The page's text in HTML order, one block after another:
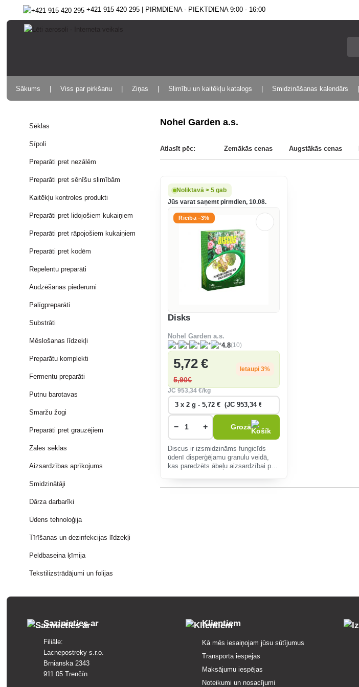
+421 915 420 295 | PIRMDIENA - PIEKTDIENA 9:00 - 16:00
Sākums Viss par pirkšanu Ziņas Slimību un kaitēkļu katalogs Smidzināšanas kalendārs
Sēklas
Sīpoli
Preparāti pret nezālēm
Preparāti pret sēnīšu slimībām
Kaitēkļu kontroles produkti
Preparāti pret lidojošiem kukaiņiem
Preparāti pret rāpojošiem kukaiņiem
Preparāti pret kodēm
Repelentu preparāti
Audzēšanas piederumi
Palīgpreparāti
Substrāti
Mēslošanas līdzekļi
Preparātu komplekti
Fermentu preparāti
Putnu barotavas
Smaržu žogi
Preparāti pret grauzējiem
Zāles sēklas
Aizsardzības aprīkojums
Smidzinātāji
Dārza darbarīki
Ūdens tehnoloģija
Tīrīšanas un dezinfekcijas līdzekļi
Peldbaseina ķīmija
Tekstilizstrādājumi un folijas
Nohel Garden a.s.
Atlasīt pēc: Zemākās cenas Augstākās cenas
Noliktavā > 5 gab
Jūs varat saņemt pirmdien, 10.08.
Rīcība −3%
Disks
Nohel Garden a.s.
4.8(10)
5,72 €
5,90€
Ietaupi 3%
JC953,34 €/kg
− + Grozā
Discus ir izsmidzināms fungicīds
ūdenī disperģējamu granulu veidā,
kas paredzēts ābeļu aizsardzībai pret
Sazinieties ar
Filiāle:
Lacnepostreky s.r.o.
Brnianska 2343
911 05 Trenčín
Klientiem
Kā mēs iesaiņojam jūsu sūtījumus
Transporta iespējas
Maksājumu iespējas
Noteikumi un nosacījumi